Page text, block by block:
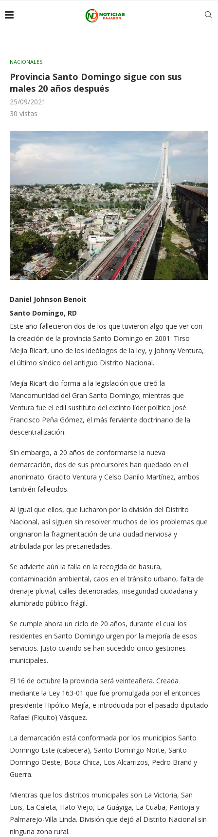
NACIONALES
Provincia Santo Domingo sigue con sus
males 20 años después
25/09/2021
30 vistas
Daniel Johnson Benoit
Santo Domingo, RD
Este año fallecieron dos de los que tuvieron algo que ver con
la creación de la provincia Santo Domingo en 2001: Tirso
Mejía Ricart, uno de los ideólogos de la ley, y Johnny Ventura,
el último síndico del antiguo Distrito Nacional.
Mejía Ricart dio forma a la legislación que creó la
Mancomunidad del Gran Santo Domingo; mientras que
Ventura fue el edil sustituto del extinto líder político José
Francisco Peña Gómez, el más ferviente doctrinario de la
descentralización.
Sin embargo, a 20 años de conformarse la nueva
demarcación, dos de sus precursores han quedado en el
anonimato: Gracito Ventura y Celso Danilo Martínez, ambos
también fallecidos.
Al igual que ellos, que lucharon por la división del Distrito
Nacional, así siguen sin resolver muchos de los problemas que
originaron la fragmentación de una ciudad nerviosa y
atribulada por las precariedades.
Se advierte aún la falla en la recogida de basura,
contaminación ambiental, caos en el tránsito urbano, falta de
drenaje pluvial, calles deterioradas, inseguridad ciudadana y
alumbrado público frágil.
Se cumple ahora un ciclo de 20 años, durante el cual los
residentes en Santo Domingo urgen por la mejoría de esos
servicios. Justo cuando se han sucedido cinco gestiones
municipales.
El 16 de octubre la provincia será veinteañera. Creada
mediante la Ley 163-01 que fue promulgada por el entonces
presidente Hipólito Mejía, e introducida por el pasado diputado
Rafael (Fiquito) Vásquez.
La demarcación está conformada por los municipios Santo
Domingo Este (cabecera), Santo Domingo Norte, Santo
Domingo Oeste, Boca Chica, Los Alcarrizos, Pedro Brand y
Guerra.
Mientras que los distritos municipales son La Victoria, San
Luis, La Caleta, Hato Viejo, La Guáyiga, La Cuaba, Pantoja y
Palmarejo-Villa Linda. División que dejó al Distrito Nacional sin
ninguna zona rural.